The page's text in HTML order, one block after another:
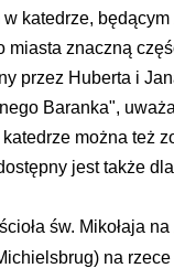
katedrze,
miasta znaczną
przez Huberta i
Baranka",
można też
jest także
św. Mikołaja
na